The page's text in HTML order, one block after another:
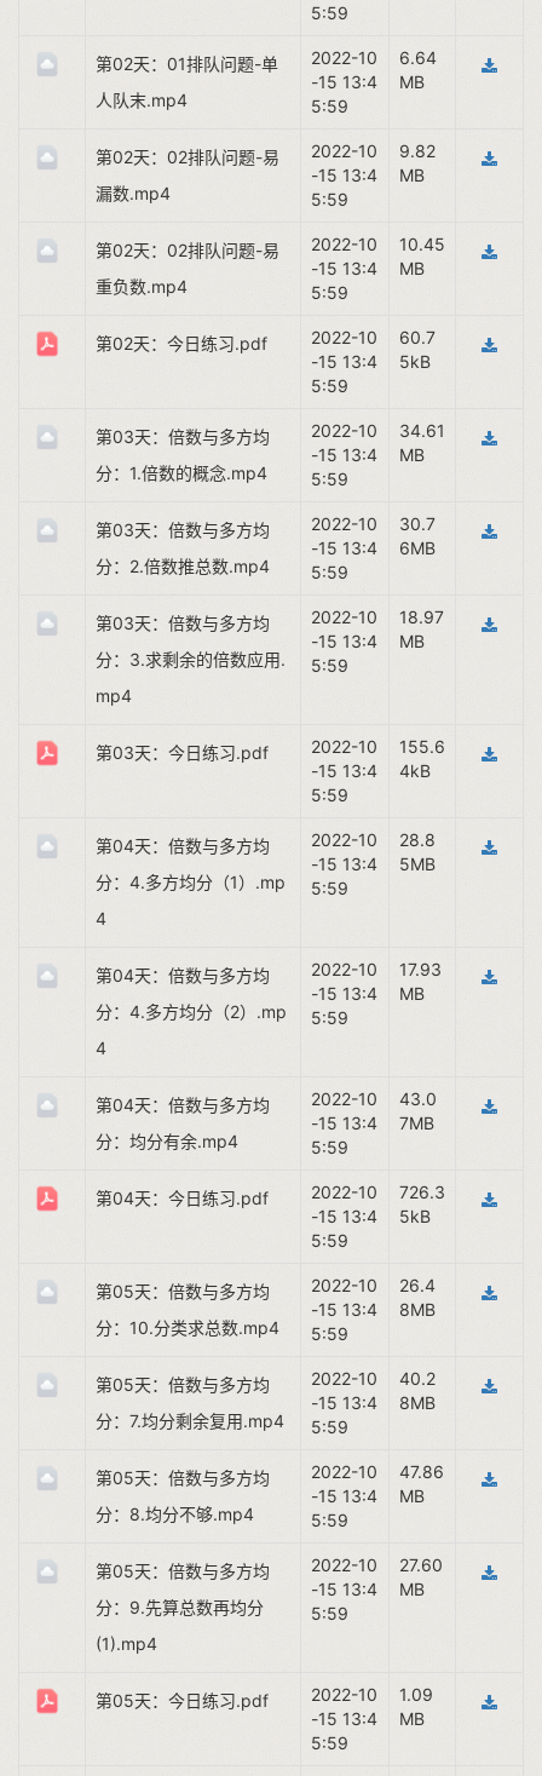
5:59
第02天：01排队问题-单
人队末.mp4
2022-10
-15 13:4
5:59
6.64
MB
第02天：02排队问题-易
漏数.mp4
2022-10
-15 13:4
5:59
9.82
MB
第02天：02排队问题-易
重负数.mp4
2022-10
-15 13:4
5:59
10.45
MB
第02天：今日练习.pdf
2022-10
-15 13:4
5:59
60.7
5kB
第03天：倍数与多方均
分：1.倍数的概念.mp4
2022-10
-15 13:4
5:59
34.61
MB
第03天：倍数与多方均
分：2.倍数推总数.mp4
2022-10
-15 13:4
5:59
30.7
6MB
第03天：倍数与多方均
分：3.求剩余的倍数应用.
mp4
2022-10
-15 13:4
5:59
18.97
MB
第03天：今日练习.pdf
2022-10
-15 13:4
5:59
155.6
4kB
第04天：倍数与多方均
分：4.多方均分（1）.mp
4
2022-10
-15 13:4
5:59
28.8
5MB
第04天：倍数与多方均
分：4.多方均分（2）.mp
4
2022-10
-15 13:4
5:59
17.93
MB
第04天：倍数与多方均
分：均分有余.mp4
2022-10
-15 13:4
5:59
43.0
7MB
第04天：今日练习.pdf
2022-10
-15 13:4
5:59
726.3
5kB
第05天：倍数与多方均
分：10.分类求总数.mp4
2022-10
-15 13:4
5:59
26.4
8MB
第05天：倍数与多方均
分：7.均分剩余复用.mp4
2022-10
-15 13:4
5:59
40.2
8MB
第05天：倍数与多方均
分：8.均分不够.mp4
2022-10
-15 13:4
5:59
47.86
MB
第05天：倍数与多方均
分：9.先算总数再均分
(1).mp4
2022-10
-15 13:4
5:59
27.60
MB
第05天：今日练习.pdf
2022-10
-15 13:4
5:59
1.09
MB